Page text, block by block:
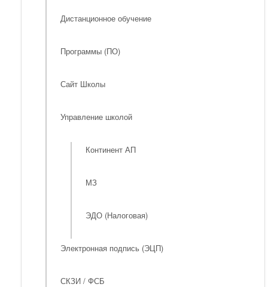
Дистанционное обучение
Программы (ПО)
Сайт Школы
Управление школой
Континент АП
МЗ
ЭДО (Налоговая)
Электронная подпись (ЭЦП)
СКЗИ / ФСБ